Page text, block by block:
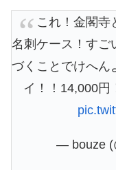
これ！金閣寺
名刺ケース！すご
づくことでけへん
イ！！14,000円
— bouze